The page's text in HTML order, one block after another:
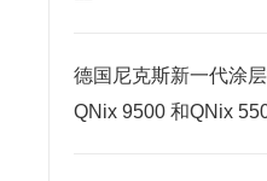
德国尼克斯新一代涂
QNix 9500 和QNix